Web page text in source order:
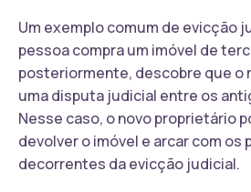
Um exemplo comum de evicção
pessoa compra um imóvel de
posteriormente, descobre que o
uma disputa judicial entre os
Nesse caso, o novo proprietário
devolver o imóvel e arcar com os
decorrentes da evicção judicial.